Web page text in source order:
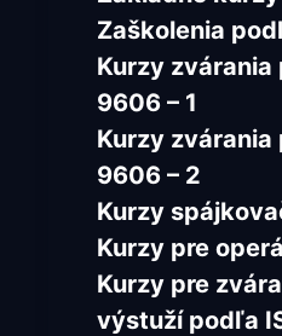
Zaškolenia
Kurzy zvárania
9606 – 1
Kurzy zvárania
9606 – 2
Kurzy
Kurzy pre
Kurzy pre
výstuží podľa